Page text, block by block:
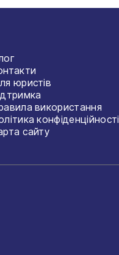
юристів
використання
конфіденційності
сайту